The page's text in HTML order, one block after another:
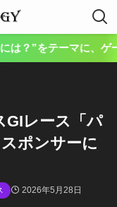
、ゲーム向けの
GIレース「パ
ポンサーに
2026年5月28日